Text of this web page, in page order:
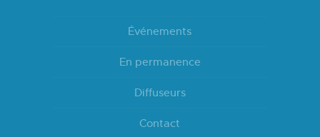
Événements
En permanence
Diffuseurs
Contact